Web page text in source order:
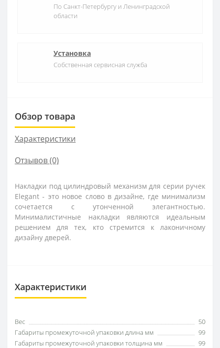
По Санкт-Петербургу и Ленинградской
области
Установка
Собственная сервисная служба
Обзор товара
Характеристики
Отзывов (0)
Накладки под цилиндровый механизм для серии ручек
Elegant - это новое слово в дизайне, где минимализм
сочетается с утонченной элегантностью.
Минималистичные накладки являются идеальным
решением для тех, кто стремится к лаконичному
дизайну дверей.
Характеристики
Вес
50
Габариты промежуточной упаковки длина мм
99
Габариты промежуточной упаковки толщина мм
99